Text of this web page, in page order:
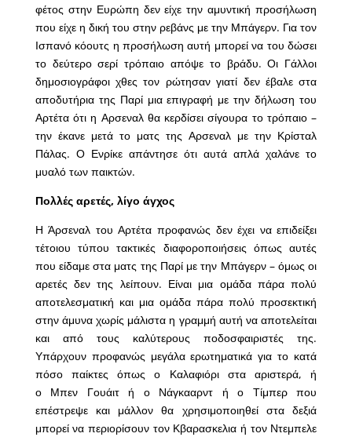
φέτος στην Ευρώπη δεν είχε την αμυντική προσήλωση
που είχε η δική του στην ρεβάνς με την Μπάγερν. Για τον
Ισπανό κόουτς η προσήλωση αυτή μπορεί να του δώσει
το δεύτερο σερί τρόπαιο απόψε το βράδυ. Οι Γάλλοι
δημοσιογράφοι χθες τον ρώτησαν γιατί δεν έβαλε στα
αποδυτήρια της Παρί μια επιγραφή με την δήλωση του
Αρτέτα ότι η Αρσεναλ θα κερδίσει σίγουρα το τρόπαιο –
την έκανε μετά το ματς της Αρσεναλ με την Κρίσταλ
Πάλας. Ο Ενρίκε απάντησε ότι αυτά απλά χαλάνε το
μυαλό των παικτών.
Πολλές αρετές, λίγο άγχος
Η Άρσεναλ του Αρτέτα προφανώς δεν έχει να επιδείξει
τέτοιου τύπου τακτικές διαφοροποιήσεις όπως αυτές
που είδαμε στα ματς της Παρί με την Μπάγερν – όμως οι
αρετές δεν της λείπουν. Είναι μια ομάδα πάρα πολύ
αποτελεσματική και μια ομάδα πάρα πολύ προσεκτική
στην άμυνα χωρίς μάλιστα η γραμμή αυτή να αποτελείται
και από τους καλύτερους ποδοσφαιριστές της.
Υπάρχουν προφανώς μεγάλα ερωτηματικά για το κατά
πόσο παίκτες όπως ο Καλαφιόρι στα αριστερά, ή
ο Μπεν Γουάιτ ή ο Νάγκααρντ ή ο Τίμπερ που
επέστρεψε και μάλλον θα χρησιμοποιηθεί στα δεξιά
μπορεί να περιορίσουν τον Κβαρασκελια ή τον Ντεμπελε